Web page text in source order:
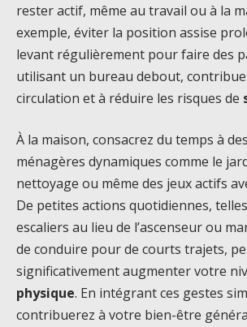
rester actif, même au travail ou à la
exemple, éviter la position assise
levant régulièrement pour faire des
utilisant un bureau debout,
circulation et à réduire les risques de
À la maison, consacrez du temps à
ménagères dynamiques comme le
nettoyage ou même des jeux actifs
De petites actions quotidiennes,
escaliers au lieu de l’ascenseur ou
de conduire pour de courts trajets,
significativement augmenter votre
physique. En intégrant ces gestes
contribuerez à votre bien-être